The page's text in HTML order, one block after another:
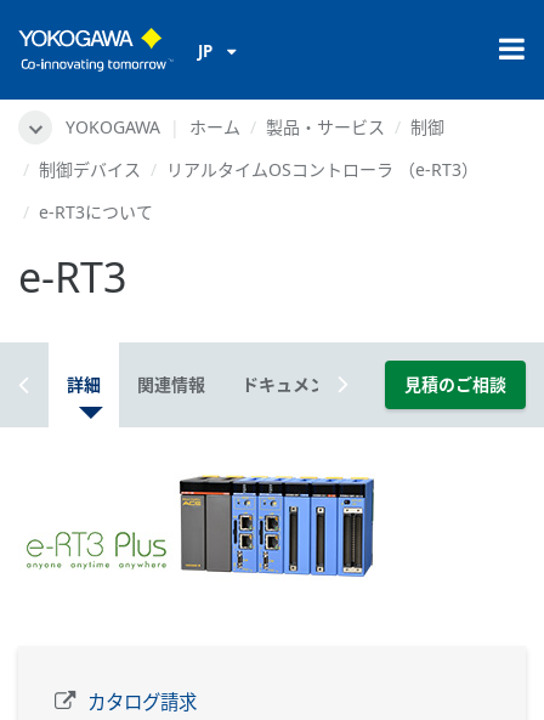
JP
YOKOGAWA ホーム 製品・サービス
制御
制御デバイス
リアルタイムOSコントローラ （e-RT3）
e-RT3について
e-RT3
要 詳細 関連情報 ドキュメント＆ダウンロード
見積のご相談
カタログ請求